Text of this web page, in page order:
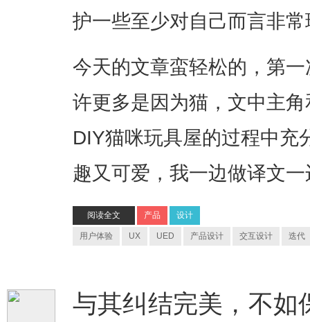
护一些至少对自己而言非
今天的文章蛮轻松的，第
许更多是因为猫，文中主
DIY猫咪玩具屋的过程中充
趣又可爱，我一边做译文
阅读全文 产品 设计
用户体验 UX UED 产品设计 交互设计 迭代
与其纠结完美，不